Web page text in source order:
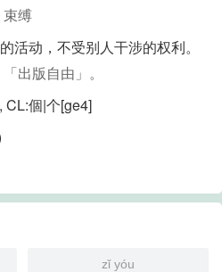
缚
动，不受别人干涉的权利。
出版自由」。
CL:個|个[ge4]
zǐ yóu